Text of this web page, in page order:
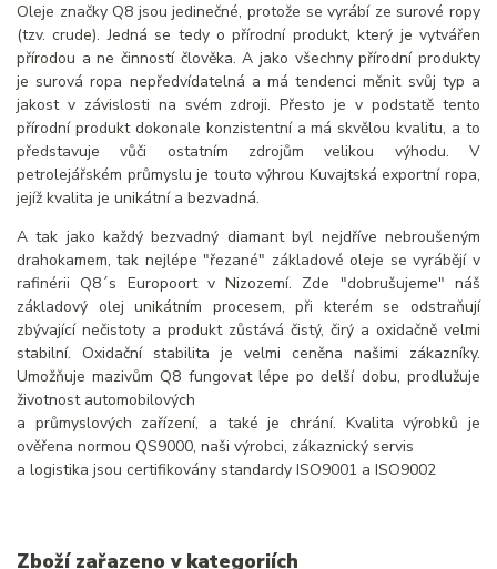
Oleje značky Q8 jsou jedinečné, protože se vyrábí ze surové ropy
(tzv. crude). Jedná se tedy o přírodní produkt, který je vytvářen
přírodou a ne činností člověka. A jako všechny přírodní produkty
je surová ropa nepředvídatelná a má tendenci měnit svůj typ a
jakost v závislosti na svém zdroji. Přesto je v podstatě tento
přírodní produkt dokonale konzistentní a má skvělou kvalitu, a to
představuje vůči ostatním zdrojům velikou výhodu. V
petrolejářském průmyslu je touto výhrou Kuvajtská exportní ropa,
jejíž kvalita je unikátní a bezvadná.
A tak jako každý bezvadný diamant byl nejdříve nebroušeným
drahokamem, tak nejlépe "řezané" základové oleje se vyrábějí v
rafinérii Q8´s Europoort v Nizozemí. Zde "dobrušujeme" náš
základový olej unikátním procesem, při kterém se odstraňují
zbývající nečistoty a produkt zůstává čistý, čirý a oxidačně velmi
stabilní. Oxidační stabilita je velmi ceněna našimi zákazníky.
Umožňuje mazivům Q8 fungovat lépe po delší dobu, prodlužuje
životnost automobilových
a průmyslových zařízení, a také je chrání. Kvalita výrobků je
ověřena normou QS9000, naši výrobci, zákaznický servis
a logistika jsou certifikovány standardy ISO9001 a ISO9002
Zboží zařazeno v kategoriích